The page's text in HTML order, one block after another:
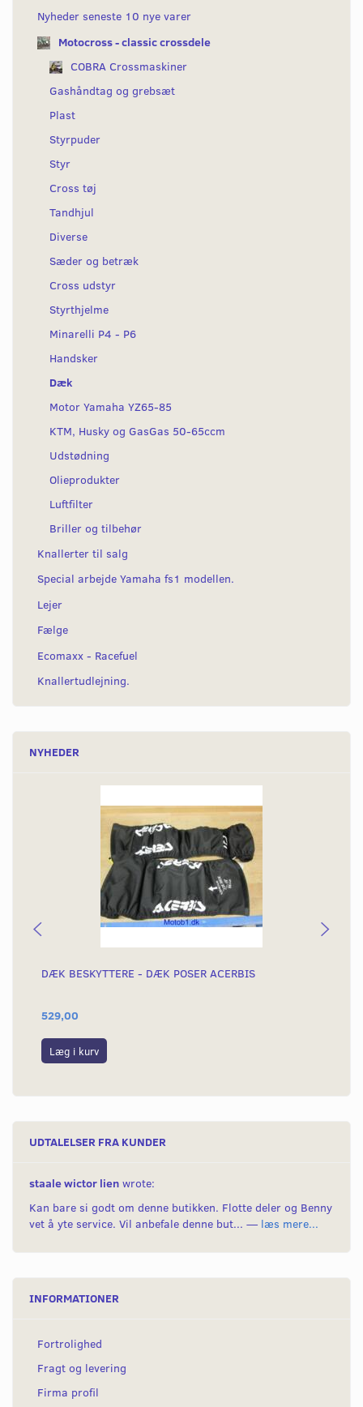
Nyheder seneste 10 nye varer
Motocross - classic crossdele
COBRA Crossmaskiner
Gashåndtag og grebsæt
Plast
Styrpuder
Styr
Cross tøj
Tandhjul
Diverse
Sæder og betræk
Cross udstyr
Styrthjelme
Minarelli P4 - P6
Handsker
Dæk
Motor Yamaha YZ65-85
KTM, Husky og GasGas 50-65ccm
Udstødning
Olieprodukter
Luftfilter
Briller og tilbehør
Knallerter til salg
Special arbejde Yamaha fs1 modellen.
Lejer
Fælge
Ecomaxx - Racefuel
Knallertudlejning.
NYHEDER
DÆK BESKYTTERE - DÆK POSER ACERBIS
529,00
Læg i kurv
UDTALELSER FRA KUNDER
staale wictor lien wrote:
Kan bare si godt om denne butikken. Flotte deler og Benny
vet å yte service. Vil anbefale denne but... — læs mere...
INFORMATIONER
Fortrolighed
Fragt og levering
Firma profil